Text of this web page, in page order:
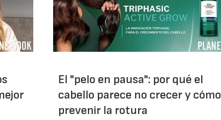
El "pelo en pausa": por qué el
cabello parece no crecer y cómo
prevenir la rotura